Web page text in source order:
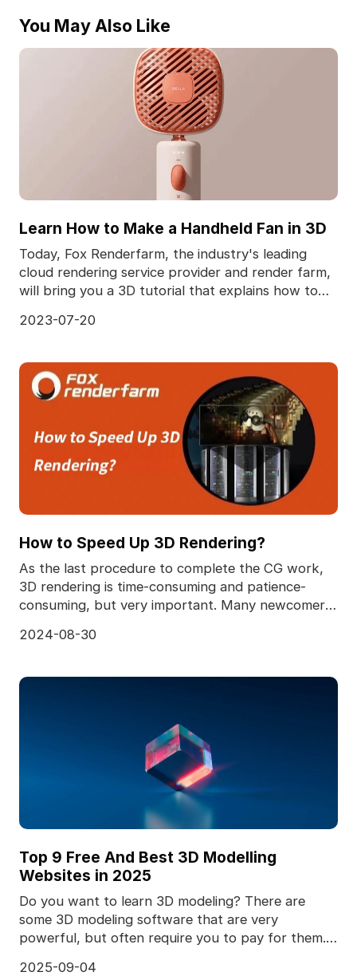
You May Also Like
Learn How to Make a Handheld Fan in 3D
Today, Fox Renderfarm, the industry's leading
cloud rendering service provider and render farm,
will bring you a 3D tutorial that explains how to
2023-07-20
How to Speed Up 3D Rendering?
As the last procedure to complete the CG work,
3D rendering is time-consuming and patience-
consuming, but very important. Many newcomers
2024-08-30
Top 9 Free And Best 3D Modelling
Websites in 2025
Do you want to learn 3D modeling? There are
some 3D modeling software that are very
powerful, but often require you to pay for them.
2025-09-04